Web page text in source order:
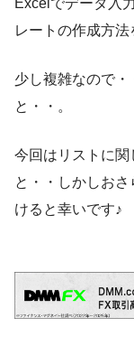
Excelでデータ入
レートの作成方法
少し複雑なので
と・・。
今回はリストに
と・・しかしお
けると幸いです♪